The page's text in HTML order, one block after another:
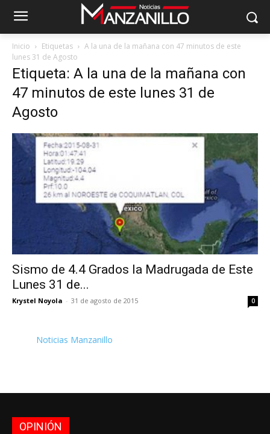
Inicio Etiquetas
A la una de la mañana con 47 minutos de este
lunes 31 de Agosto
Etiqueta: A la una de la mañana con
47 minutos de este lunes 31 de
Agosto
Sismo de 4.4 Grados la Madrugada de Este
Lunes 31 de...
Krystel Noyola - 31 de agosto de 2015 0
Noticias Manzanillo
OPINIÓN